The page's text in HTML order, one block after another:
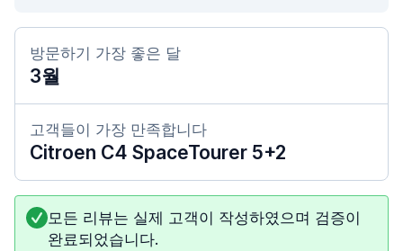
방문하기 가장 좋은 달
3월
고객들이 가장 만족합니다
Citroen C4 SpaceTourer 5+2
모든 리뷰는 실제 고객이 작성하였으며 검증이
완료되었습니다.